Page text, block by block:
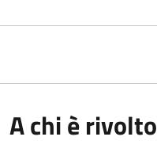
A chi è rivolto